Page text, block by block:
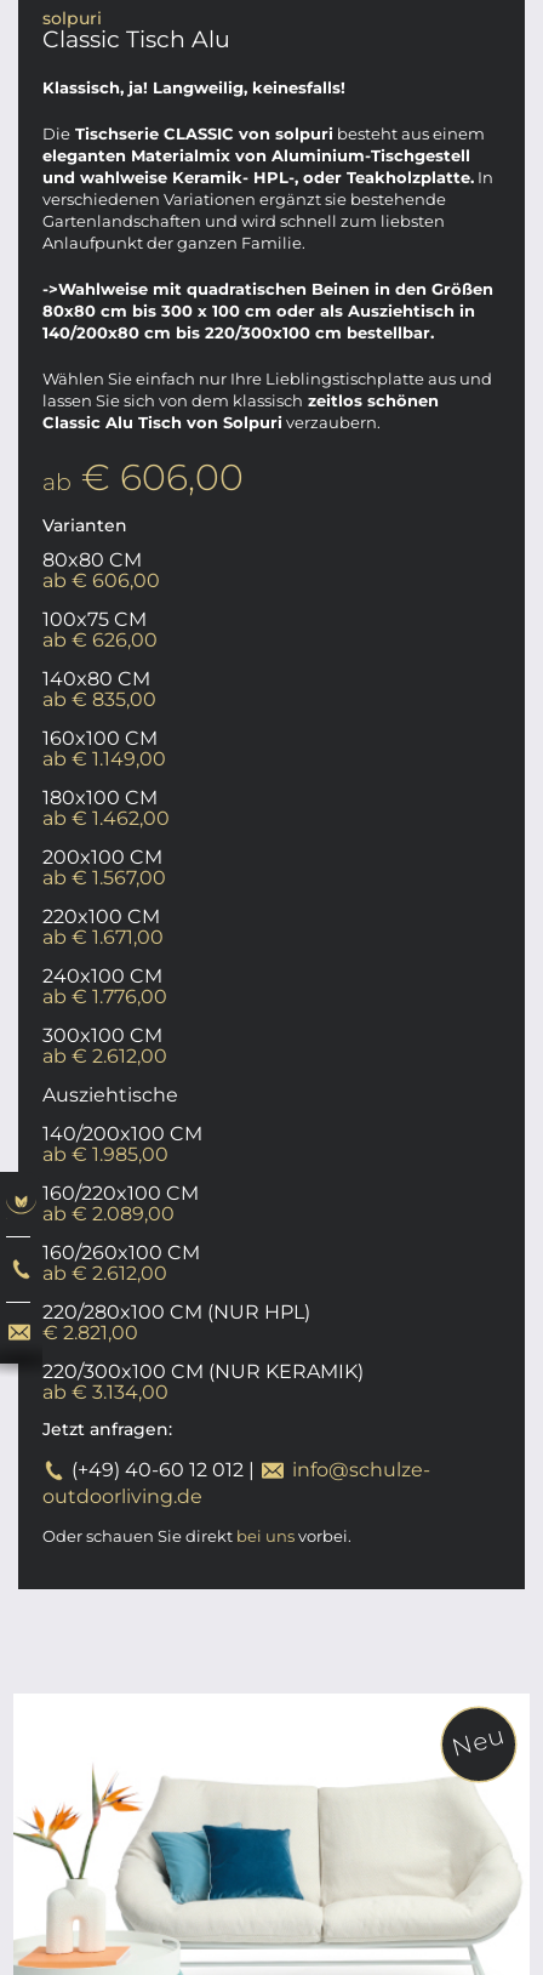
solpuri
Classic Tisch Alu
Klassisch, ja! Langweilig, keinesfalls!
Die Tischserie CLASSIC von solpuri besteht aus einem
eleganten Materialmix von Aluminium-Tischgestell
und wahlweise Keramik- HPL-, oder Teakholzplatte. In
verschiedenen Variationen ergänzt sie bestehende
Gartenlandschaften und wird schnell zum liebsten
Anlaufpunkt der ganzen Familie.
->Wahlweise mit quadratischen Beinen in den Größen
80x80 cm bis 300 x 100 cm oder als Ausziehtisch in
140/200x80 cm bis 220/300x100 cm bestellbar.
Wählen Sie einfach nur Ihre Lieblingstischplatte aus und
lassen Sie sich von dem klassisch zeitlos schönen
Classic Alu Tisch von Solpuri verzaubern.
ab € 606,00
Varianten
80x80 CM
ab € 606,00
100x75 CM
ab € 626,00
140x80 CM
ab € 835,00
160x100 CM
ab € 1.149,00
180x100 CM
ab € 1.462,00
200x100 CM
ab € 1.567,00
220x100 CM
ab € 1.671,00
240x100 CM
ab € 1.776,00
300x100 CM
ab € 2.612,00
Ausziehtische
140/200x100 CM
ab € 1.985,00
160/220x100 CM
ab € 2.089,00
160/260x100 CM
ab € 2.612,00
220/280x100 CM (NUR HPL)
€ 2.821,00
220/300x100 CM (NUR KERAMIK)
ab € 3.134,00
Jetzt anfragen:
(+49) 40-60 12 012 |
info@schulze-
outdoorliving.de
Oder schauen Sie direkt bei unsvorbei.
Neu
ab